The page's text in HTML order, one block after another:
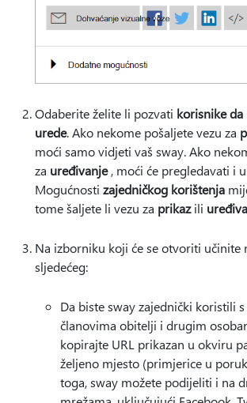
Odaberite želite li pozvati korisnike da
urede. Ako nekome pošaljete vezu za
moći samo vidjeti vaš sway. Ako
za uređivanje, moći će pregledavati i
Mogućnosti zajedničkog korištenja
tome šaljete li vezu za prikazili
Na izborniku koji će se otvoriti učinite
sljedećeg:
Da biste sway zajednički koristili
članovima obitelji i drugim
kopirajte URL prikazan u okviru
željeno mjesto (primjerice u
toga, sway možete podijeliti i na